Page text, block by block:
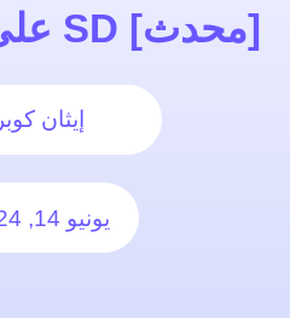
Plus على بطاقة SD [محدث]
إيثان كوبر
يونيو 14, 2024